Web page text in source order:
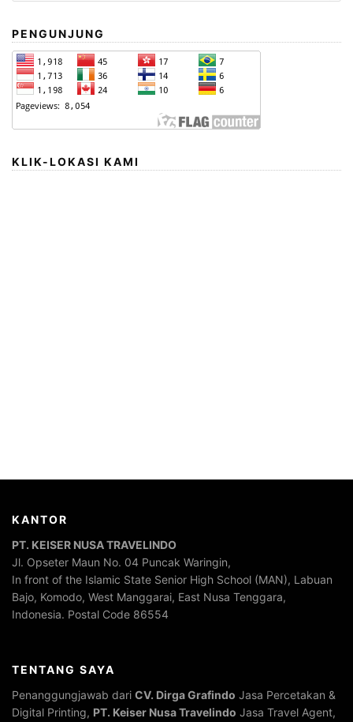
PENGUNJUNG
KLIK-LOKASI KAMI
KANTOR
PT. KEISER NUSA TRAVELINDO
Jl. Opseter Maun No. 04 Puncak Waringin,
In front of the Islamic State Senior High School (MAN), Labuan
Bajo, Komodo, West Manggarai, East Nusa Tenggara,
Indonesia. Postal Code 86554
TENTANG SAYA
Penanggungjawab dari CV. Dirga Grafindo Jasa Percetakan &
Digital Printing, PT. Keiser Nusa Travelindo Jasa Travel Agent,